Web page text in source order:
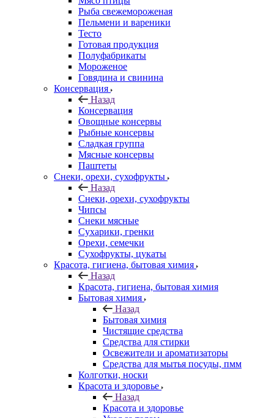
Рыба свежемороженая
Пельмени и вареники
Тесто
Готовая продукция
Полуфабрикаты
Мороженое
Говядина и свинина
Консервация
Назад
Консервация
Овощные консервы
Рыбные консервы
Сладкая группа
Мясные консервы
Паштеты
Снеки, орехи, сухофрукты
Назад
Снеки, орехи, сухофрукты
Чипсы
Снеки мясные
Сухарики, гренки
Орехи, семечки
Сухофрукты, цукаты
Красота, гигиена, бытовая химия
Назад
Красота, гигиена, бытовая химия
Бытовая химия
Назад
Бытовая химия
Чистящие средства
Средства для стирки
Освежители и ароматизаторы
Средства для мытья посуды, пмм
Колготки, носки
Красота и здоровье
Назад
Красота и здоровье